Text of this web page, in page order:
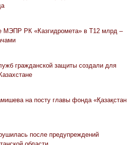
МЭПР РК «Казгидромета» в Т12 млрд –
гражданской защиты создали для
на посту главы фонда «Қазақстан
после предупреждений